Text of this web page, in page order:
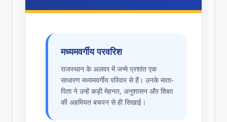
मध्यमवर्गीय परवरिश
राजस्थान के अलवर में जन्मे प्रशांत एक
साधारण मध्यमवर्गीय परिवार से हैं। उनके माता-
पिता ने उन्हें कड़ी मेहनत, अनुशासन और शिक्षा
की अहमियत बचपन से ही सिखाई।